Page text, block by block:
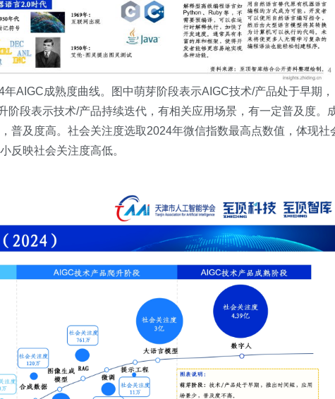
AIGC成熟度曲线。图中萌芽阶段表示AIGC技术/产品处于早期，
阶段表示技术/产品持续迭代，有相关应用场景，有一定普及度。
普及度高。社会关注度选取2024年微信指数最高点数值，体现社
反映社会关注度高低。